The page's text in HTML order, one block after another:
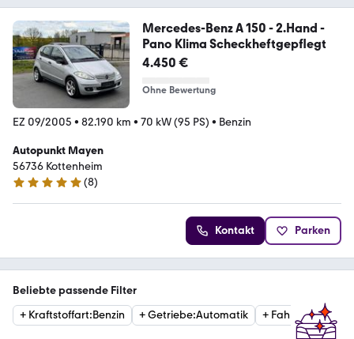
Mercedes-Benz A 150 - 2.Hand -
Pano Klima Scheckheftgepflegt
4.450 €
Ohne Bewertung
EZ 09/2005 • 82.190 km • 70 kW (95 PS) • Benzin
Autopunkt Mayen
56736 Kottenheim
5 Sterne
(8)
Kontakt Parken
Beliebte passende Filter
+ Kraftstoffart:Benzin +Getriebe:Automatik +